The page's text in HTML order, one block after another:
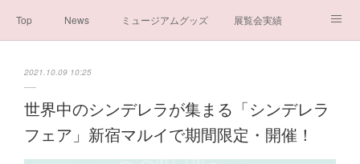
Top News ミュージアムグッズ 展覧会実績
お問い合わせ 一般社団法人シンデレラ芸術文化振興会
2021.10.09 10:25
世界中のシンデレラが集まる「シンデレラ
フェア」新宿マルイで期間限定・開催！